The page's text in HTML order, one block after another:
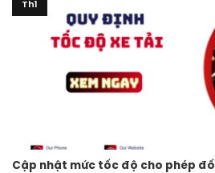
Cập nhật mức tốc độ cho phép
Th1